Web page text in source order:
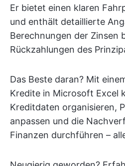
Er bietet einen klaren
und enthält detaillierte
Berechnungen der Zinsen
Rückzahlungen des
Das Beste daran? Mit
Kredite in Microsoft Excel
Kreditdaten organisieren,
anpassen und die
Finanzen durchführen –